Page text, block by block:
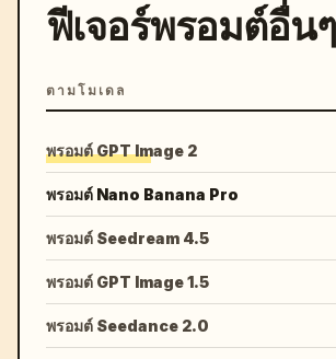
ฟีเจอร์พรอมต์อื่นๆ
ตามโมเดล
พรอมต์ GPT Image 2
พรอมต์ Nano Banana Pro
พรอมต์ Seedream 4.5
พรอมต์ GPT Image 1.5
พรอมต์ Seedance 2.0